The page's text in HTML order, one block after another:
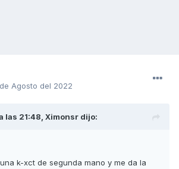
Agosto del 2022
las 21:48, Ximonsr dijo:
k-xct de segunda mano y me da la